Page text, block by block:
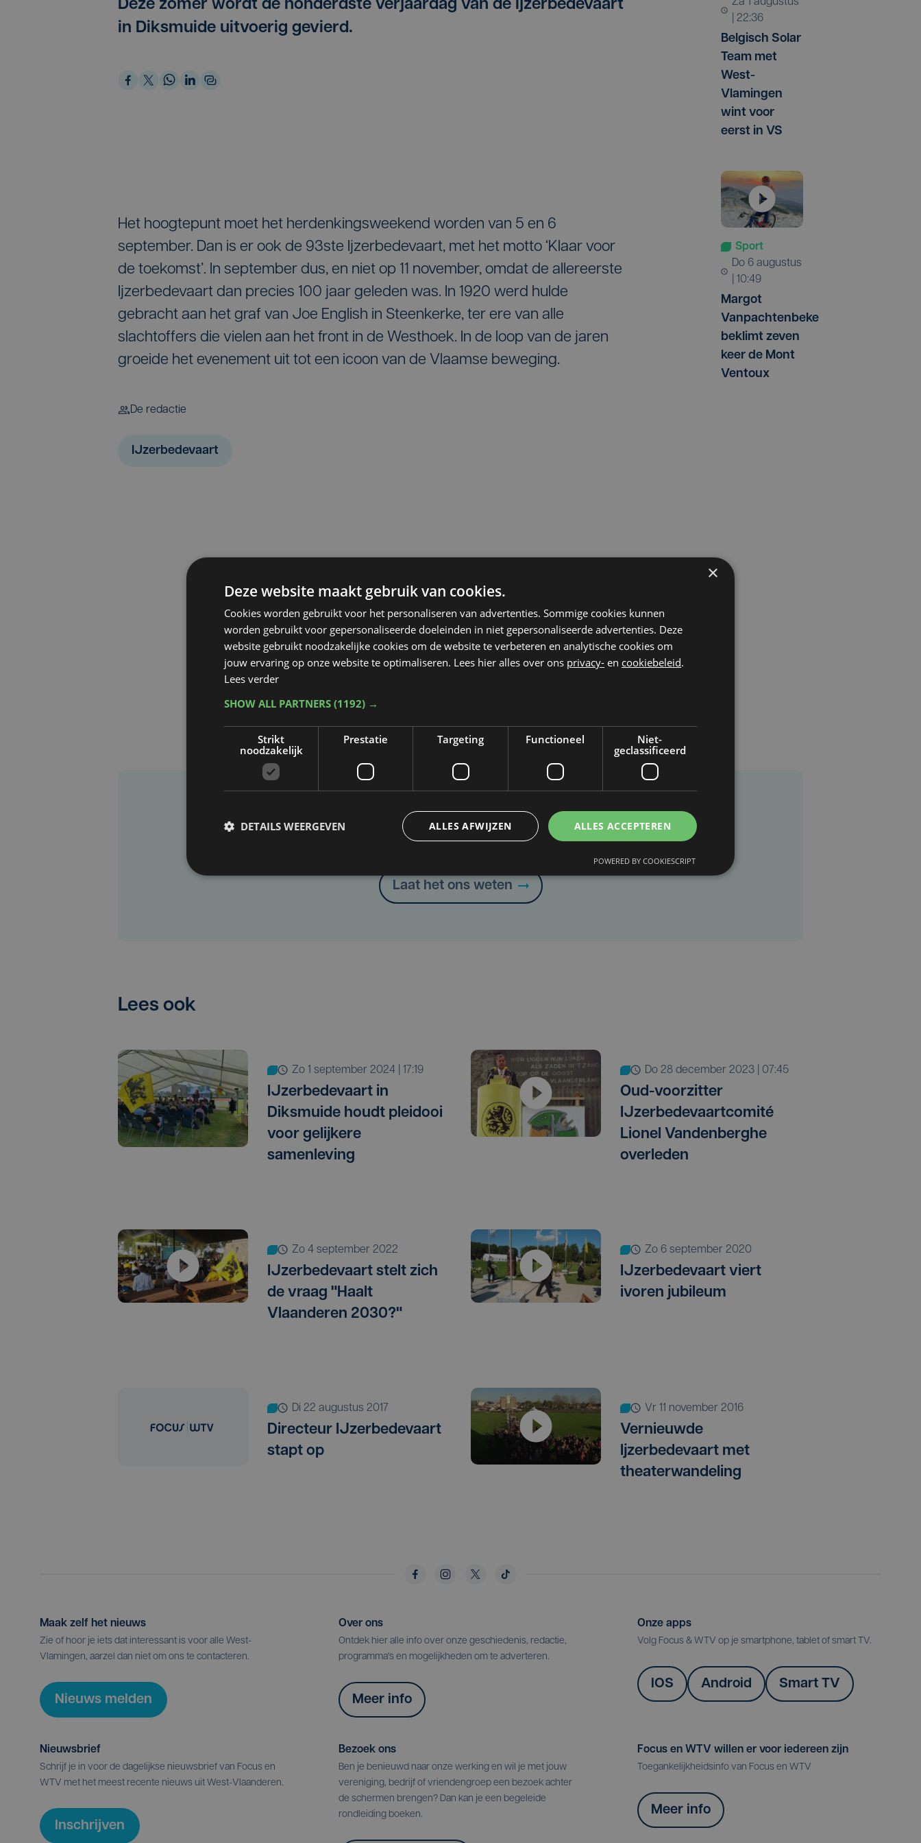
Deze zomer wordt de honderdste verjaardag van de Ijzerbedevaart
in Diksmuide uitvoerig gevierd.
Het hoogtepunt moet het herdenkingsweekend worden van 5 en 6
september. Dan is er ook de 93ste Ijzerbedevaart, met het motto ‘Klaar voor
de toekomst’. In september dus, en niet op 11 november, omdat de allereerste
Ijzerbedevaart dan precies 100 jaar geleden was. In 1920 werd hulde
gebracht aan het graf van Joe English in Steenkerke, ter ere van alle
slachtoffers die vielen aan het front in de Westhoek. In de loop van de jaren
groeide het evenement uit tot een icoon van de Vlaamse beweging.
De redactie
IJzerbedevaart
| 22:36
Belgisch Solar
Team met
West-
Vlamingen
wint voor
eerst in VS
Sport
do 6 augustus
| 10:49
Margot
Vanpachtenbeke
beklimt zeven
keer de Mont
Ventoux
Taalfout opgemerkt?
Heb je een taal- of schrijffout opgemerkt in dit artikel?
Laat het ons weten
Lees ook
zo 1 september 2024 | 17:19
IJzerbedevaart in
Diksmuide houdt pleidooi
voor gelijkere
samenleving
do 28 december 2023 | 07:45
Oud-voorzitter
IJzerbedevaartcomité
Lionel Vandenberghe
overleden
zo 4 september 2022
IJzerbedevaart stelt zich
de vraag "Haalt
Vlaanderen 2030?"
zo 6 september 2020
IJzerbedevaart viert
ivoren jubileum
di 22 augustus 2017
Directeur IJzerbedevaart
stapt op
vr 11 november 2016
Vernieuwde
Ijzerbedevaart met
theaterwandeling
Maak zelf het nieuws
Zie of hoor je iets dat interessant is voor alle West-
Vlamingen, aarzel dan niet om ons te contacteren.
Nieuws melden
Over ons
Ontdek hier alle info over onze geschiedenis, redactie,
programma's en mogelijkheden om te adverteren.
Meer info
Onze apps
Volg Focus & WTV op je smartphone, tablet of smart TV.
IOS Android Smart TV
Nieuwsbrief
Schrijf je in voor de dagelijkse nieuwsbrief van Focus en
WTV met het meest recente nieuws uit West-Vlaanderen.
Inschrijven
Bezoek ons
Ben je benieuwd naar onze werking en wil je met jouw
vereniging, bedrijf of vriendengroep een bezoek achter
de schermen brengen? Dan kan je een begeleide
rondleiding boeken.
Focus en WTV willen er voor iedereen zijn
Toegankelijkheidsinfo van Focus en WTV
Meer info
×
Deze website maakt gebruik van cookies.
Cookies worden gebruikt voor het personaliseren van advertenties. Sommige cookies kunnen
worden gebruikt voor gepersonaliseerde doeleinden in niet gepersonaliseerde advertenties. Deze
website gebruikt noodzakelijke cookies om de website te verbeteren en analytische cookies om
jouw ervaring op onze website te optimaliseren. Lees hier alles over ons privacy- en cookiebeleid.
Lees verder
SHOW ALL PARTNERS (1192) →
Strikt
noodzakelijk
Prestatie Targeting Functioneel
Niet-
geclassificeerd
ALLES ACCEPTEREN
ALLES AFWIJZEN
DETAILS WEERGEVEN
POWERED BY COOKIESCRIPT